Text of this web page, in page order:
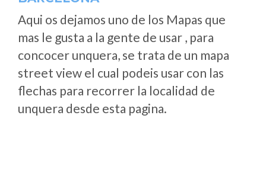
Aqui os dejamos uno de los Mapas que
mas le gusta a la gente de usar , para
concocer unquera, se trata de un mapa
street view el cual podeis usar con las
flechas para recorrer la localidad de
unquera desde esta pagina.